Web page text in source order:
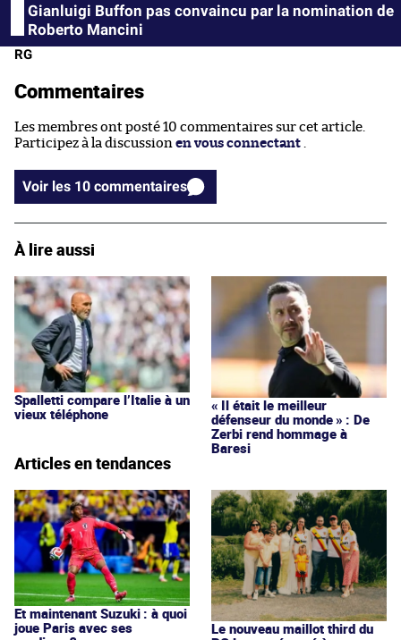
Gianluigi Buffon pas convaincu par la nomination de
Roberto Mancini
RG
Commentaires
Les membres ont posté 10 commentaires sur cet article.
Participez à la discussion en vous connectant
Voir les 10 commentaires
À lire aussi
Spalletti compare l’Italie à un
vieux téléphone
« Il était le meilleur
défenseur du monde » : De
Zerbi rend hommage à
Baresi
Articles en tendances
Et maintenant Suzuki : à quoi
joue Paris avec ses
Le nouveau maillot third du